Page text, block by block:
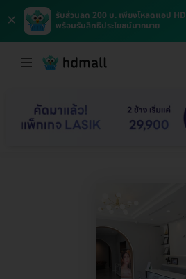
×
รับส่วนลด 200 บ. เพียงโหลดแอป
พร้อมรับสิทธิประโยชน์มากมาย